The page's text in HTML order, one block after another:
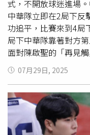
與飲食知識，孩子們
金會結合味全食品「
三芝、萬里地區至少
新和德文教基金會）
雯主任表示：「感謝
機會，協會服務的弱
假時無人照料，從早
課輔班的時間長達12
活動不僅帶來新鮮體
為孩子們點亮一段豐
式，不開放球迷進場
中華隊立即在2局下反
功追平，比賽來到4局
局下中華隊靠著對方
面對陳啟聖的「再見
勝分，最終以6比5逆
國小的李昀潤先發，
打，2次暴投與2次四
斯的時候被敲了中右
局就陷入苦戰。1局下
不穩狀態，中華隊展
07月29日, 2025